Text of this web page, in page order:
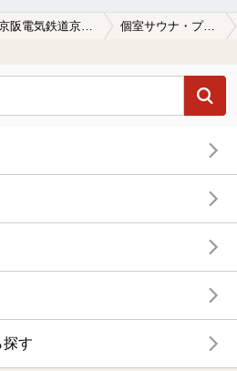
京阪電気鉄道京阪線 個室サウナ・プライベートサウナがある京阪電気鉄道京阪線周辺の温泉、日帰り温泉、スーパー銭湯を探す
探す